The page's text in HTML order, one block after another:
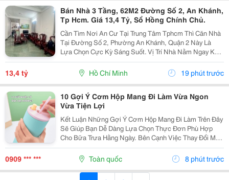
Bán Nhà 3 Tầng, 62M2 Đường Số 2, An Khánh,
Tp Hcm. Giá 13,4 Tỷ, Sổ Hồng Chính Chủ.
Cần Tìm Nơi An Cư Tại Trung Tâm Tphcm Thì Căn Nhà
Tại Đường Số 2, Phường An Khánh, Quận 2 Này Là
Lựa Chọn Cực Kỳ Sáng Suốt. Vị Trí Nhà Nằm Ngay Khu
Trung Tâm An Khánh, Khu Vực Lõi Của Thành Phố Thủ
Đức. Với Diện Tích 62M2, Kích Thước 4.1M X 15M,...
13,4 tỷ Hồ Chí Minh 19 phút trước
10 Gợi Ý Cơm Hộp Mang Đi Làm Vừa Ngon
Vừa Tiện Lợi
Kết Luận Những Gợi Ý Cơm Hộp Mang Đi Làm Trên Đây
Sẽ Giúp Bạn Dễ Dàng Lựa Chọn Thực Đơn Phù Hợp
Cho Bữa Trưa Hằng Ngày. Bên Cạnh Việc Thay Đổi Món
Ăn Thường Xuyên, Đừng Quên Áp Dụng Các Mẹo
Chuẩn Bị Và Bảo Quản Phù Hợp Để Bữa Ăn Luôn Thơm
Ngon Và...
0909 *** *** Toàn quốc 8 phút trước